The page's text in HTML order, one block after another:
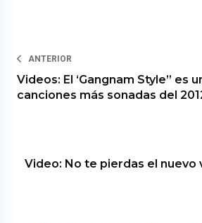
ANTERIOR
Videos: El ‘Gangnam Style” es
canciones más sonadas del
Video: No te pierdas el nuevo